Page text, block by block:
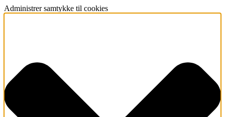
Administrer samtykke til cookies